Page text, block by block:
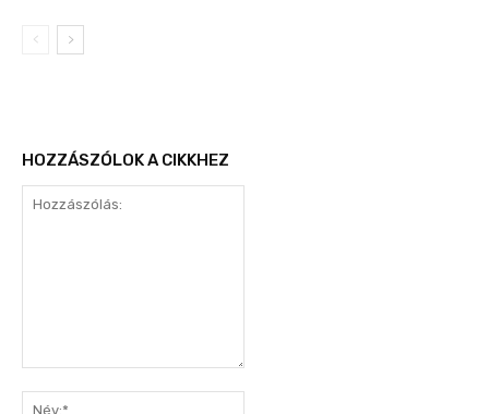
HOZZÁSZÓLOK A CIKKHEZ